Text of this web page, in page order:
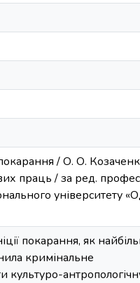
/ О. О.
праць / за ред.
університету
покарання, як
кримінальне
культуро-